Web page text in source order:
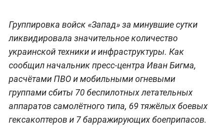
Группировка войск «Запад» за минувшие сутки
ликвидировала значительное количество
украинской техники и инфраструктуры. Как
сообщил начальник пресс-центра Иван Бигма,
расчётами ПВО и мобильными огневыми
группами сбиты 70 беспилотных летательных
аппаратов самолётного типа, 69 тяжёлых боевых
гексакоптеров и 7 барражирующих боеприпасов.